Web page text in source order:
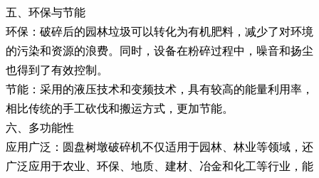
五、环保与节能
环保：破碎后的园林垃圾可以转化为有机肥料，减少了对环境
的污染和资源的浪费。同时，设备在粉碎过程中，噪音和扬尘
也得到了有效控制。
节能：采用的液压技术和变频技术，具有较高的能量利用率，
相比传统的手工砍伐和搬运方式，更加节能。
六、多功能性
应用广泛：圆盘树墩破碎机不仅适用于园林、林业等领域，还
广泛应用于农业、环保、地质、建材、冶金和化工等行业，能